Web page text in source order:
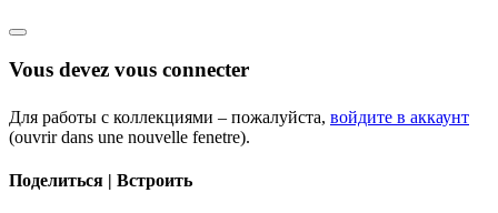
Vous devez vous connecter
Для работы с коллекциями – пожалуйста, войдите в аккаунт
(ouvrir dans une nouvelle fenetre).
Поделиться | Встроить